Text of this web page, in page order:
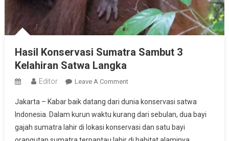
Hasil Konservasi Sumatra Sambut 3
Kelahiran Satwa Langka
Editor Leave A CommentOn
Konservasi
Sumatra
Sambut
Jakarta – Kabar baik datang dari dunia konservasi satwa
Indonesia. Dalam kurun waktu kurang dari sebulan, dua bayi
gajah sumatra lahir di lokasi konservasi dan satu bayi